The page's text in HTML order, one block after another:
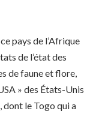
pays de l’Afrique
de l’état des
de faune et flore,
» des États-Unis
dont le Togo qui a